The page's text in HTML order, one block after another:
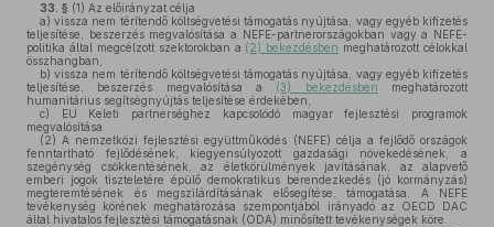
33. § (1) Az előirányzat célja
a) vissza nem térítendő költségvetési támogatás nyújtása, vagy egyéb kifizetés
teljesítése, beszerzés megvalósítása a NEFE-partnerországokban vagy a NEFE-
politika által megcélzott szektorokban a (2) bekezdésben meghatározott célokkal
összhangban,
b) vissza nem térítendő költségvetési támogatás nyújtása, vagy egyéb kifizetés
teljesítése, beszerzés megvalósítása a (3) bekezdésben meghatározott
humanitárius segítségnyújtás teljesítése érdekében,
c) EU Keleti partnerséghez kapcsolódó magyar fejlesztési programok
megvalósítása.
(2) A nemzetközi fejlesztési együttműködés (NEFE) célja a fejlődő országok
fenntartható fejlődésének, kiegyensúlyozott gazdasági növekedésének, a
szegénység csökkentésének, az életkörülmények javításának, az alapvető
emberi jogok tiszteletére épülő demokratikus berendezkedés (jó kormányzás)
megteremtésének és megszilárdításának elősegítése, támogatása. A NEFE
tevékenység körének meghatározása szempontjából irányadó az OECD DAC
által hivatalos fejlesztési támogatásnak (ODA) minősített tevékenységek köre.